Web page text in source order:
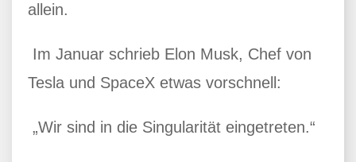
allein.
Im Januar schrieb Elon Musk, Chef von
Tesla und SpaceX etwas vorschnell:
„Wir sind in die Singularität eingetreten.“